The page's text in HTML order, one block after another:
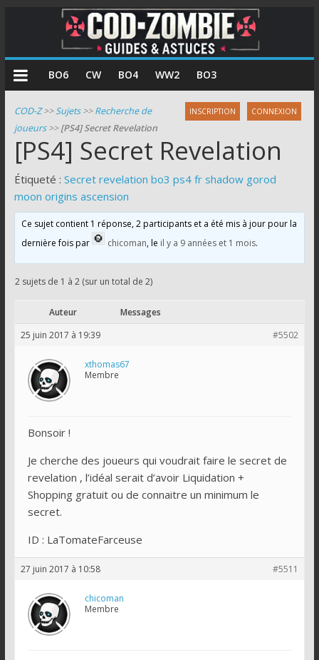
COD
Zombie
Guides
astuces
pour
le
mode
zombie
of
BO6 CW BO4 WW2 BO3
INSCRIPTION CONNEXION
COD-Z>>Sujets>>Recherche de
joueurs>>[PS4] Secret Revelation
[PS4] Secret Revelation
Étiqueté : Secret revelation bo3 ps4 fr shadow gorod
moon origins ascension
Ce sujet contient 1 réponse, 2 participants et a été mis à jour pour la
dernière fois par
chicoman , le il y a 9 années et 1 mois.
2 sujets de 1 à 2 (sur un total de 2)
Auteur
Messages
25 juin 2017 à 19:39
#5502
xthomas67
Membre
Bonsoir !
Je cherche des joueurs qui voudrait faire le secret de
revelation , l’idéal serait d’avoir Liquidation +
Shopping gratuit ou de connaitre un minimum le
secret.
ID : LaTomateFarceuse
27 juin 2017 à 10:58 #5511
chicoman
Membre